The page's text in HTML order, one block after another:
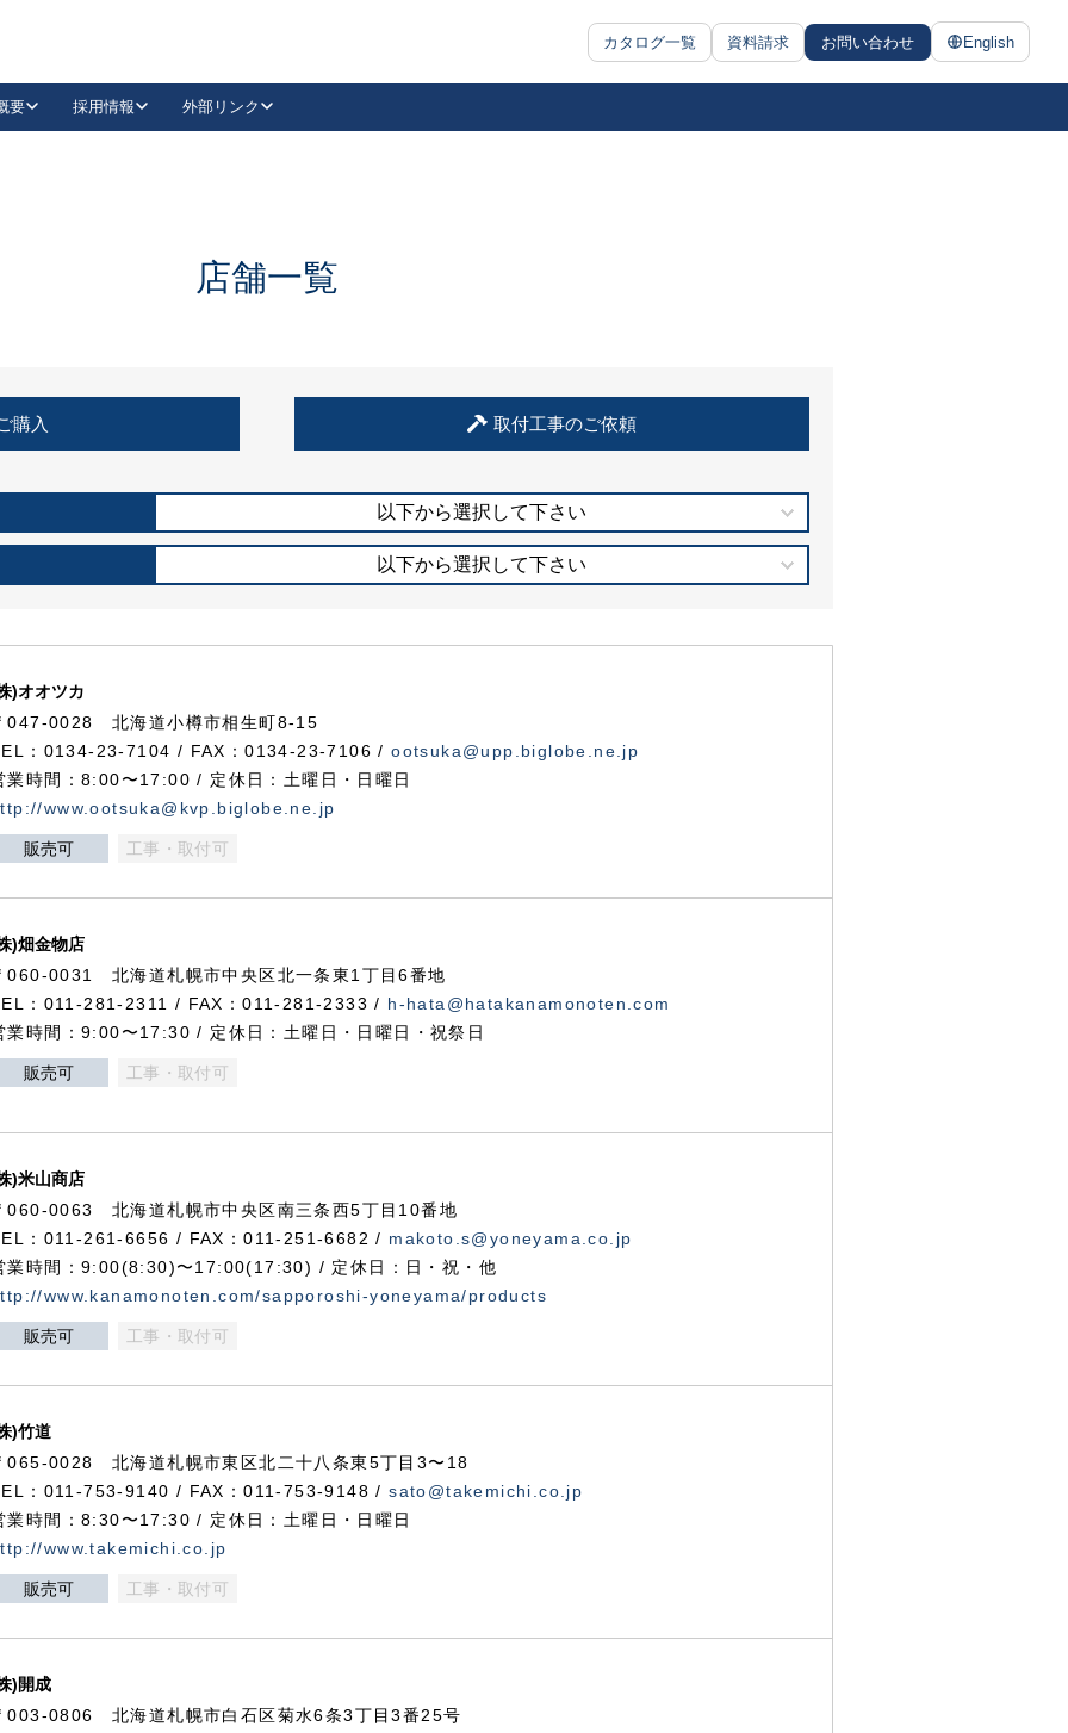
カタログ一覧 資料請求 お問い合わせ English
抗ウイルス・抗菌製品
要 採用情報 外部リンク
LinkedIn
住宅使用部材標準化推進協議会
店舗一覧
購入 取付工事のご依頼
以下から選択して下さい
以下から選択して下さい
)オオツカ
047-0028 北海道小樽市相生町8-15
：0134-23-7104 / FAX：0134-23-7106 /ootsuka@upp.biglobe.ne.jp
業時間：8:00〜17:00 / 定休日：土曜日・日曜日
www.ootsuka@kvp.biglobe.ne.jp
販売可 工事・取付可
)畑金物店
060-0031 北海道札幌市中央区北一条東1丁目6番地
：011-281-2311 / FAX：011-281-2333 / h-hata@hatakanamonoten.com
業時間：9:00〜17:30 / 定休日：土曜日・日曜日・祝祭日
販売可 工事・取付可
)米山商店
060-0063 北海道札幌市中央区南三条西5丁目10番地
：011-261-6656 / FAX：011-251-6682 / makoto.s@yoneyama.co.jp
業時間：9:00(8:30)〜17:00(17:30) / 定休日：日・祝・他
www.kanamonoten.com/sapporoshi-yoneyama/products
販売可 工事・取付可
)竹道
065-0028 北海道札幌市東区北二十八条東5丁目3〜18
：011-753-9140 / FAX：011-753-9148 /sato@takemichi.co.jp
業時間：8:30〜17:30 / 定休日：土曜日・日曜日
www.takemichi.co.jp
販売可 工事・取付可
)開成
003-0806 北海道札幌市白石区菊水6条3丁目3番25号